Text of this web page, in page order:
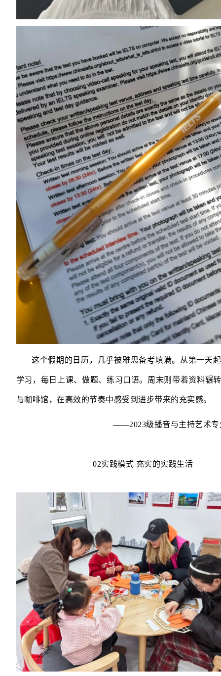
这个假期的日历，几乎被雅思备考填满。从第一天
学习，每日上课、做题、练习口语。周末则带着资料辗
与咖啡馆，在高效的节奏中感受到进步带来的充实感。
——2023级播音与主持艺术专
02实践模式 充实的实践生活